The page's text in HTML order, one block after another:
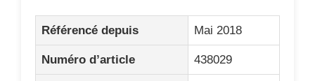
Référencé depuis Mai 2018
Numéro d’article 438029